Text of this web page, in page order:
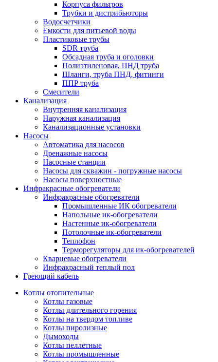
Корпуса фильтров
Трубки и дистрибьюторы
Водосчетчики
Ёмкости для питьевой воды
Пластиковые трубы
SDR труба
Обсадная труба и оголовки
Полиэтиленовая, ПНД труба
Шланги, труба ПНД, фитинги
ППР труба
Смесители
Канализация
Внутренняя канализация
Наружная канализация
Канализационные установки
Насосы
Автоматика для насосов
Дренажные насосы
Насосные станции
Насосы для скважин - погружные насосы
Насосы поверхностные
Инфракрасные обогреватели
Инфракрасные обогреватели
Промышленные ИК обогреватели
Напольные ик-обогреватели
Настенные ик-обогреватели
Потолочные ик-обогреватели
Теплофон
Терморегуляторы для ик-обогревателей
Кварцевые обогреватели
Инфракрасный теплый пол
Греющий кабель
Котлы отопительные
Котлы газовые
Котлы длительного горения
Котлы на твердом топливе
Котлы пиролизные
Дымоходы
Котлы пеллетные
Котлы промышленные